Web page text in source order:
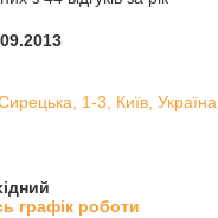
1-3, Київ, Україна
графік роботи